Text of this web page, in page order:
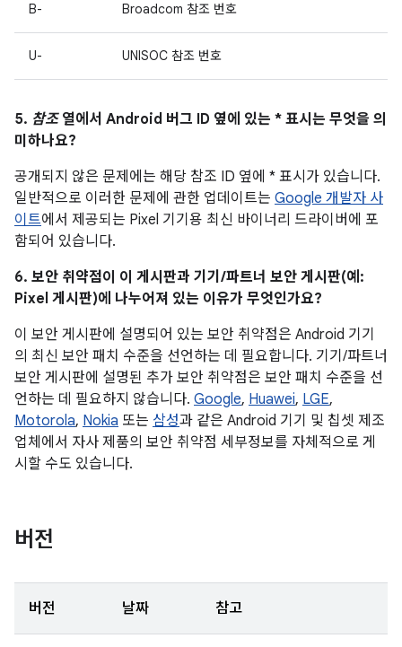
B- Broadcom 참조 번호
U- UNISOC 참조 번호
5. 참조열에서 Android 버그 ID 옆에 있는 * 표시는 무엇을 의
미하나요?
공개되지 않은 문제에는 해당 참조 ID 옆에 * 표시가 있습니다.
일반적으로 이러한 문제에 관한 업데이트는 Google 개발자 사
이트에서 제공되는 Pixel 기기용 최신 바이너리 드라이버에 포
함되어 있습니다.
6. 보안 취약점이 이 게시판과 기기/파트너 보안 게시판(예:
Pixel 게시판)에 나누어져 있는 이유가 무엇인가요?
이 보안 게시판에 설명되어 있는 보안 취약점은 Android 기기
의 최신 보안 패치 수준을 선언하는 데 필요합니다. 기기/파트너
보안 게시판에 설명된 추가 보안 취약점은 보안 패치 수준을 선
언하는 데 필요하지 않습니다. Google, Huawei, LGE,
Motorola, Nokia 또는 삼성과 같은 Android 기기 및 칩셋 제조
업체에서 자사 제품의 보안 취약점 세부정보를 자체적으로 게
시할 수도 있습니다.
버전
버전 날짜 참고